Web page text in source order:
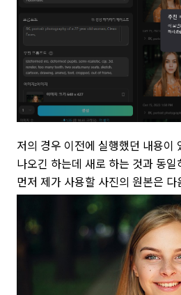
저의 경우 이전에 실행했던 내용이
나오긴 하는데 새로 하는 것과 동
먼저 제가 사용할 사진의 원본은